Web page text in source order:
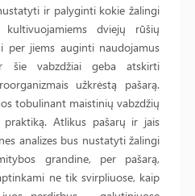
ir palyginti kokie žalingi
kultivuojamiems dviejų rūšių
per jiems auginti naudojamus
šie vabzdžiai geba atskirti
užkrėstą pašarą.
tobulinant maistinių vabzdžių
Atlikus pašarų ir jais
analizes bus nustatyti žalingi
grandine, per pašarą,
ne tik svirpliuose, kaip